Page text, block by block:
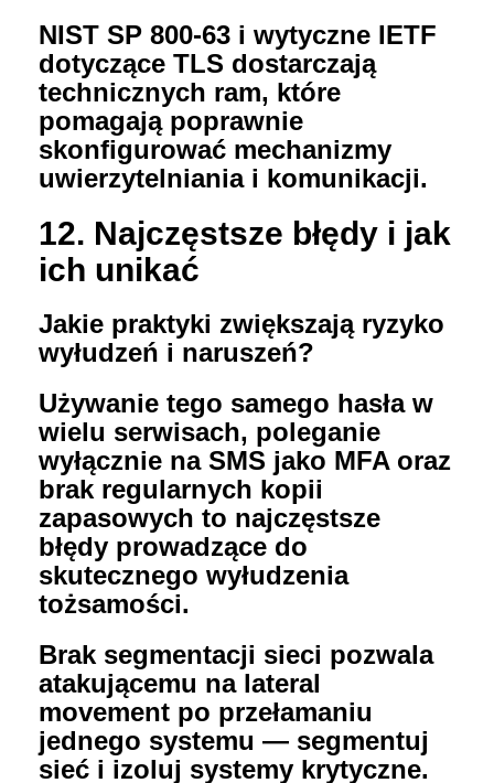
NIST SP 800-63 i wytyczne IETF
dotyczące TLS dostarczają
technicznych ram, które
pomagają poprawnie
skonfigurować mechanizmy
uwierzytelniania i komunikacji.
12. Najczęstsze błędy i jak
ich unikać
Jakie praktyki zwiększają ryzyko
wyłudzeń i naruszeń?
Używanie tego samego hasła w
wielu serwisach, poleganie
wyłącznie na SMS jako MFA oraz
brak regularnych kopii
zapasowych to najczęstsze
błędy prowadzące do
skutecznego wyłudzenia
tożsamości.
Brak segmentacji sieci pozwala
atakującemu na lateral
movement po przełamaniu
jednego systemu — segmentuj
sieć i izoluj systemy krytyczne.